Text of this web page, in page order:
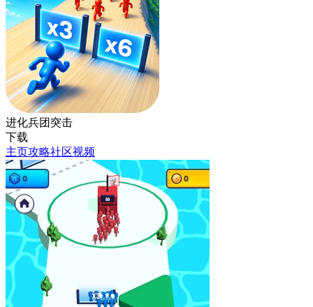
进化兵团突击
下载
主页攻略社区视频